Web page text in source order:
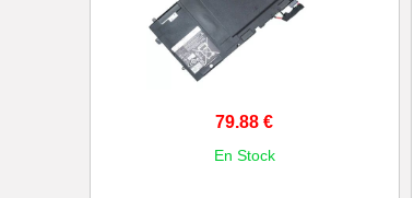
79.88 €
En Stock